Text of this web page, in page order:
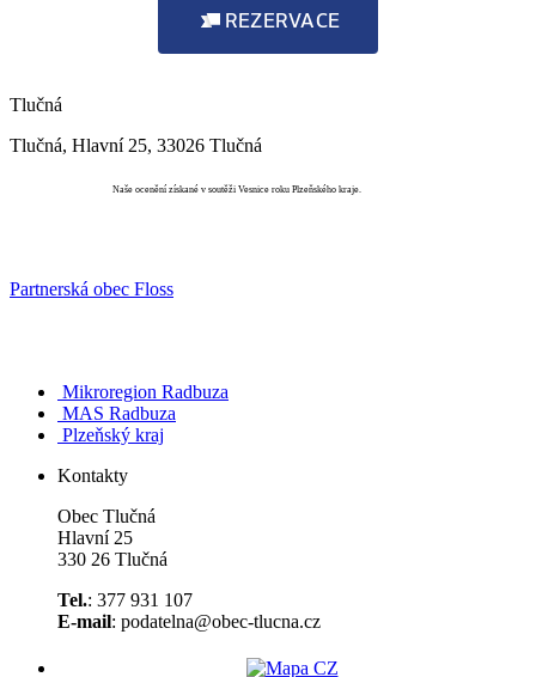
REZERVACE
Tlučná
Tlučná, Hlavní 25, 33026 Tlučná
Naše ocenění získané v soutěži Vesnice roku Plzeňského kraje.
Partnerská obec Floss
Mikroregion Radbuza
MAS Radbuza
Plzeňský kraj
Kontakty
Obec Tlučná
Hlavní 25
330 26 Tlučná
Tel.: 377 931 107
E-mail: podatelna@obec-tlucna.cz